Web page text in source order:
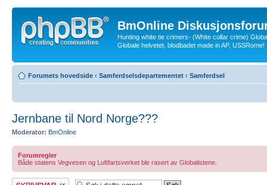
BmOnline
Hunting white tie crimers- (White collar crime)
Globale helvetet, blodbadet made in AP, USSRome!
Forumets hovedside ‹ Samferdselsdepartementet ‹ Samferdsel
Jernbane til Nord Norge???
Moderator: BmOnline
Forumregler
Både statens Vegvesen og Luftfartsverket ble rasert av Globalistene.
Skriv et svar